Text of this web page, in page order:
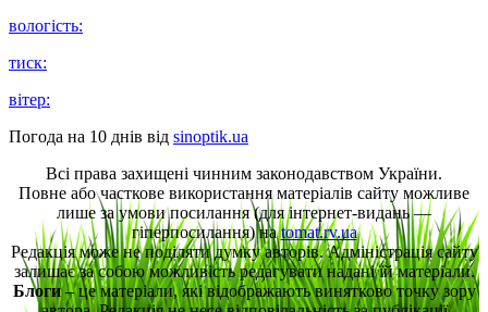
вологість:
тиск:
вітер:
Погода на 10 днів від sinoptik.ua
Всі права захищені чинним законодавством України.
Повне або часткове використання матеріалів сайту можливе
лише за умови посилання (для інтернет-видань —
гіперпосилання) наtomat.rv.ua
Редакція може не поділяти думку авторів. Адміністрація сайту
залишає за собою можливість редагувати надані їй матеріали.
Блоги– це матеріали, які відображають винятково точку зору